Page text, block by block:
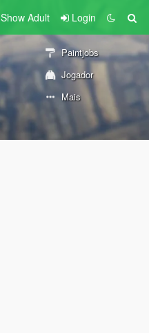
Show Adult Login
Paintjobs
Jogador
Mais